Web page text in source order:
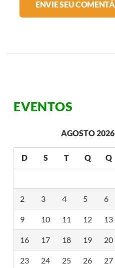
EVENTOS
AGOSTO 2026
D S T Q Q
2 3 4 5 6
9 10 11 12 13
16 17 18 19 20
23 24 25 26 27